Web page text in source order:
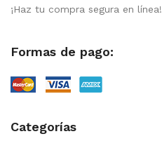
¡Haz tu compra segura en línea!
Formas de pago:
Categorías